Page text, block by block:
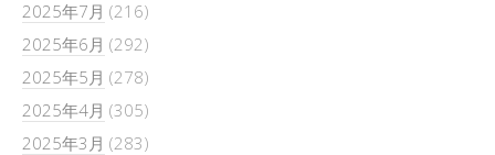
2025年7月 (216)
2025年6月 (292)
2025年5月 (278)
2025年4月 (305)
2025年3月 (283)